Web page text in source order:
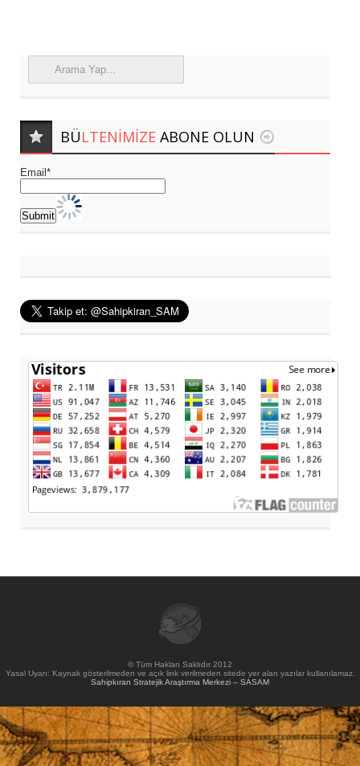
BÜLTENIMIZE ABONE OLUN
Email*
© Tüm Hakları Saklıdır 2012
Yasal Uyarı: Kaynak gösterilmeden ve açık link verilmeden sitede yer alan yazılar kullanılamaz.
Sahipkıran Stratejik Araştırma Merkezi – SASAM